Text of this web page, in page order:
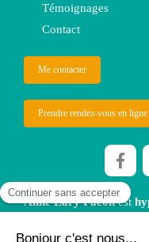
Aline Lary Faconest
vous reçoit dans ses
en visio.
Témoignages
Contact
Me contacter
Prendre rendez-vous en ligne